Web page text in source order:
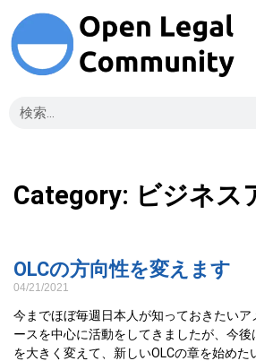
Category: ビジネス
OLCの方向性を変えます
04/21/2021
今までほぼ毎週日本人が知っておきたいア
ースを中心に活動をしてきましたが、今
を大きく変えて、新しいOLCの章を始めた